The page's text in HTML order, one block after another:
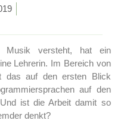
Musik versteht, hat ein
Lehrerin. Im Bereich von
das auf den ersten Blick
auf den
ist die Arbeit damit so
denkt?